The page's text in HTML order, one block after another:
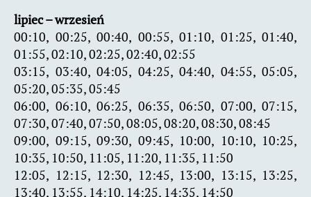
lipiec – wrzesień
00:10, 00:25, 00:40, 00:55, 01:10, 01:25, 01:40,
01:55, 02:10, 02:25, 02:40, 02:55
03:15, 03:40, 04:05, 04:25, 04:40, 04:55, 05:05,
05:20, 05:35, 05:45
06:00, 06:10, 06:25, 06:35, 06:50, 07:00, 07:15,
07:30, 07:40, 07:50, 08:05, 08:20, 08:30, 08:45
09:00, 09:15, 09:30, 09:45, 10:00, 10:10, 10:25,
10:35, 10:50, 11:05, 11:20, 11:35, 11:50
12:05, 12:15, 12:30, 12:45, 13:00, 13:15, 13:25,
13:40, 13:55, 14:10, 14:25, 14:35, 14:50